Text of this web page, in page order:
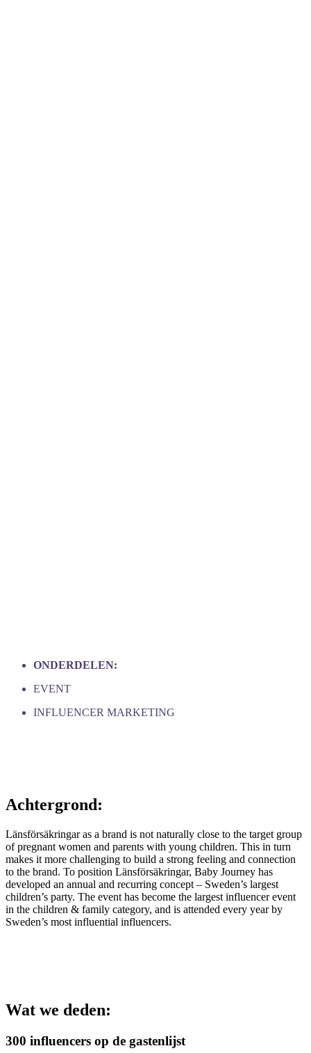
ONDERDELEN:
EVENT
INFLUENCER MARKETING
Achtergrond:
Länsförsäkringar as a brand is not naturally close to the target group
of pregnant women and parents with young children. This in turn
makes it more challenging to build a strong feeling and connection
to the brand. To position Länsförsäkringar, Baby Journey has
developed an annual and recurring concept – Sweden’s largest
children’s party. The event has become the largest influencer event
in the children & family category, and is attended every year by
Sweden’s most influential influencers.
Wat we deden:
300 influencers op de gastenlijst